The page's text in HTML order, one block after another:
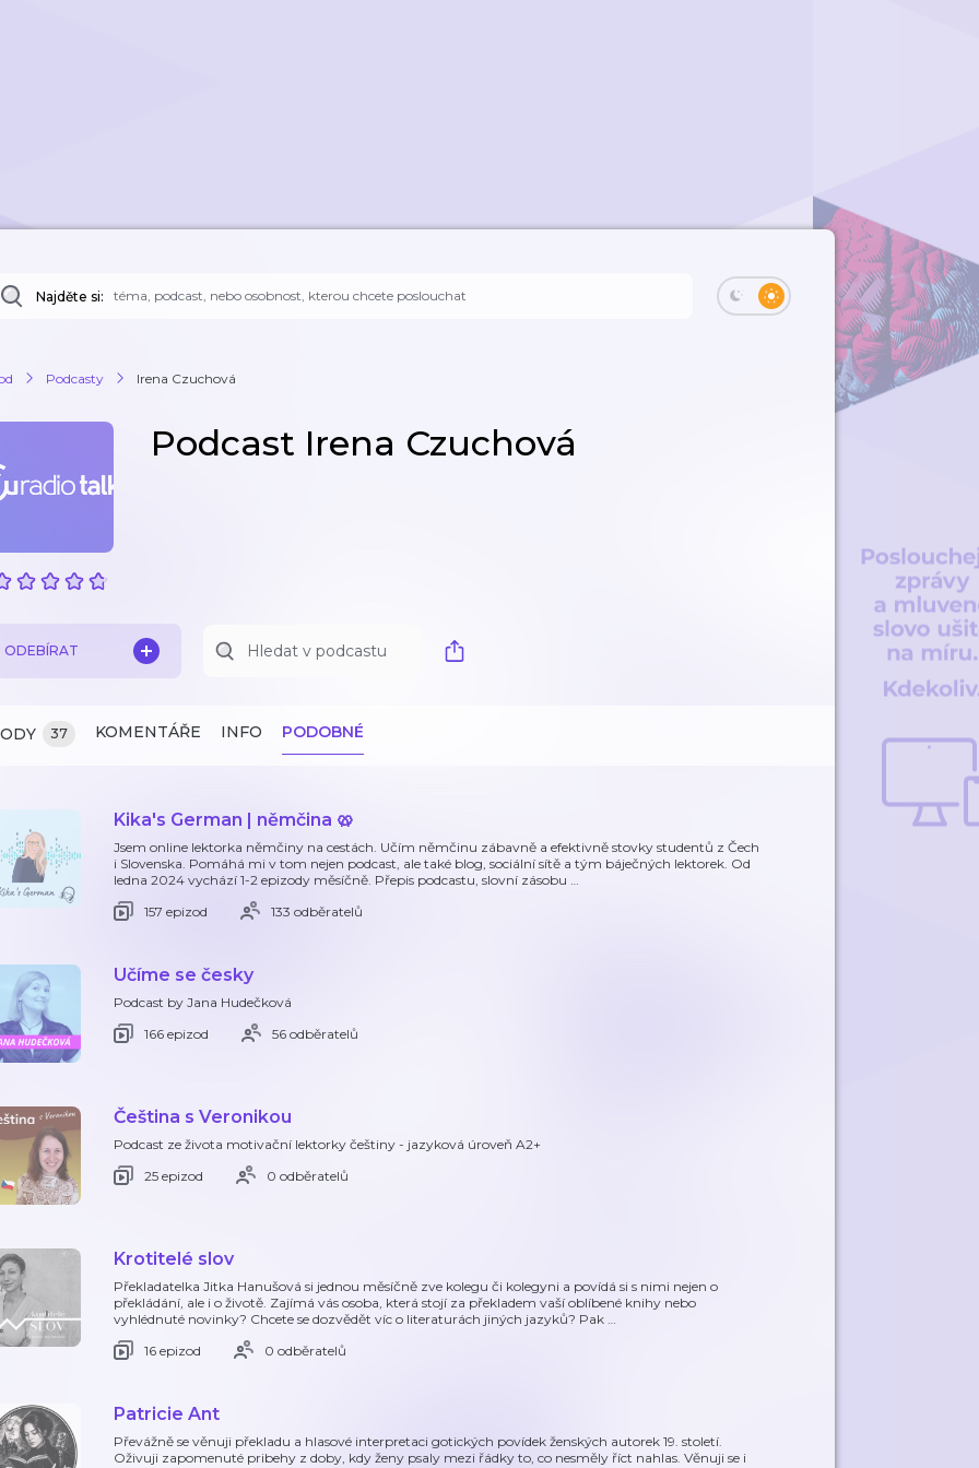
Najděte si:
Podcasty Irena Czuchová
Podcast Irena Czuchová
ODEBÍRAT
37 KOMENTÁŘE INFO PODOBNÉ
Kika's German | němčina 🥨
Jsem online lektorka němčiny na cestách. Učím němčinu zábavně a efektivně stovky studentů z Čech
i Slovenska. Pomáhá mi v tom nejen podcast, ale také blog, sociální sítě a tým báječných lektorek. Od
ledna 2024 vychází 1-2 epizody měsíčně. Přepis podcastu, slovní zásobu …
157 epizod
133 odběratelů
Učíme se česky
Podcast by Jana Hudečková
166 epizod
56 odběratelů
Čeština s Veronikou
Podcast ze života motivační lektorky češtiny - jazyková úroveň A2+
25 epizod
0 odběratelů
Krotitelé slov
Překladatelka Jitka Hanušová si jednou měsíčně zve kolegu či kolegyni a povídá si s nimi nejen o
překládání, ale i o životě. Zajímá vás osoba, která stojí za překladem vaší oblíbené knihy nebo
vyhlédnuté novinky? Chcete se dozvědět víc o literaturách jiných jazyků? Pak …
16 epizod
0 odběratelů
Patricie Ant
Převážně se věnuji překladu a hlasové interpretaci gotických povídek ženských autorek 19. století.
Oživuji zapomenuté pribehy z doby, kdy ženy psaly mezi řádky to, co nesměly říct nahlas. Věnuji se i